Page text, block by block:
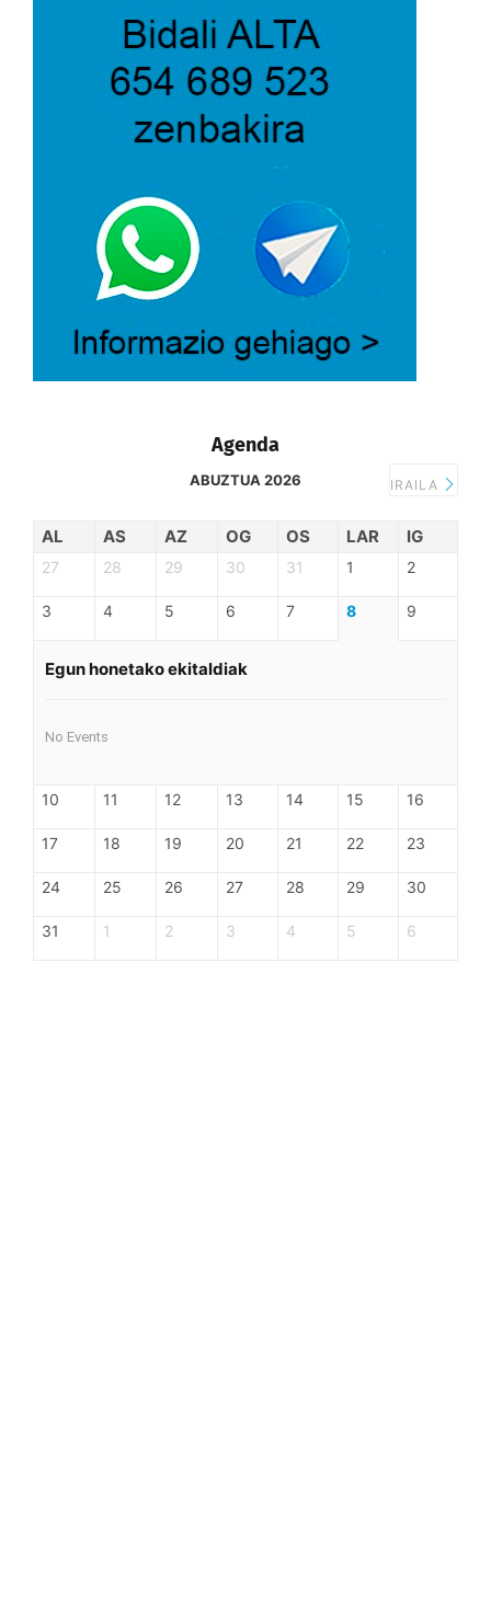
Agenda
ABUZTUA 2026 IRAILA
AL AS AZ OG OS LAR IG
27 28 29 30 31 1 2
3 4 5 6 7 8 9
Egun honetako ekitaldiak
No Events
10 11 12 13 14 15 16
17 18 19 20 21 22 23
24 25 26 27 28 29 30
31 1 2 3 4 5 6